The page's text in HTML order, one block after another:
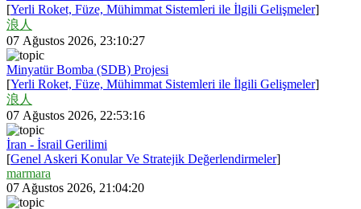
[Yerli Roket, Füze, Mühimmat Sistemleri ile İlgili Gelişmeler]
浪人
07 Ağustos 2026, 23:10:27
Minyatür Bomba (SDB) Projesi
[Yerli Roket, Füze, Mühimmat Sistemleri ile İlgili Gelişmeler]
浪人
07 Ağustos 2026, 22:53:16
İran - İsrail Gerilimi
[Genel Askeri Konular Ve Stratejik Değerlendirmeler]
marmara
07 Ağustos 2026, 21:04:20